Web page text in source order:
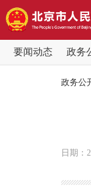
要闻动态 政务
政务公
日期：